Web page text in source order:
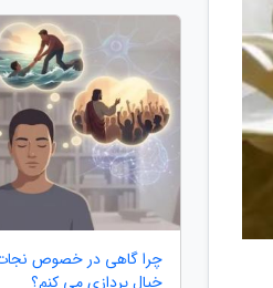
چرا گاهی در خصوص
خیال پردازی می کنم؟